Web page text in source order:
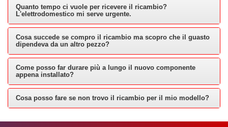
Quanto tempo ci vuole per ricevere il ricambio?
L'elettrodomestico mi serve urgente.
Cosa succede se compro il ricambio ma scopro che il guasto
dipendeva da un altro pezzo?
Come posso far durare più a lungo il nuovo componente
appena installato?
Cosa posso fare se non trovo il ricambio per il mio modello?